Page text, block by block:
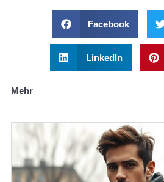
Facebook
LinkedIn
Mehr